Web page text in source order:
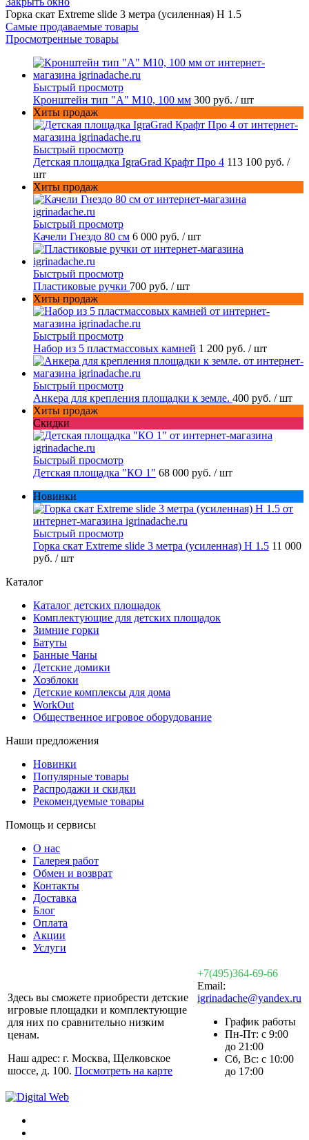
Горка скат Extreme slide 3 метра (усиленная) H 1.5
Самые продаваемые товары
Просмотренные товары
Быстрый просмотр
Кронштейн тип "A" M10, 100 мм 300 руб. / шт
Хиты продаж
Быстрый просмотр
Детская площадка IgraGrad Крафт Про 4 113 100 руб. /
шт
Хиты продаж
Быстрый просмотр
Качели Гнездо 80 см 6 000 руб. / шт
Быстрый просмотр
Пластиковые ручки 700 руб. / шт
Хиты продаж
Быстрый просмотр
Набор из 5 пластмассовых камней 1 200 руб. / шт
Быстрый просмотр
Анкера для крепления площадки к земле. 400 руб. / шт
Хиты продаж
Скидки
Быстрый просмотр
Детская площадка "КО 1" 68 000 руб. / шт
Новинки
Быстрый просмотр
Горка скат Extreme slide 3 метра (усиленная) H 1.5 11 000
руб. / шт
Каталог
Каталог детских площадок
Комплектующие для детских площадок
Зимние горки
Батуты
Банные Чаны
Детские домики
Хозблоки
Детские комплексы для дома
WorkOut
Общественное игровое оборудование
Наши предложения
Новинки
Популярные товары
Распродажи и скидки
Рекомендуемые товары
Помощь и сервисы
О нас
Галерея работ
Обмен и возврат
Контакты
Доставка
Блог
Оплата
Акции
Услуги
Здесь вы сможете приобрести детские
игровые площадки и комплектующие
для них по сравнительно низким
ценам.
Наш адрес: г. Москва, Щелковское
шоссе, д. 100. Посмотреть на карте
+7(495)364-69-66
Email:
igrinadache@yandex.ru
График работы
Пн-Пт: с 9:00
до 21:00
Сб, Вс: с 10:00
до 17:00